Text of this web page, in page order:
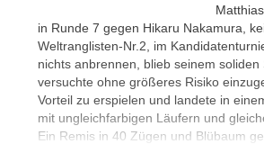
in Runde 7 gegen Hikaru Nakamura,
Weltranglisten-Nr.2, im
nichts anbrennen, blieb seinem soliden
versuchte ohne größeres Risiko
Vorteil zu erspielen und landete in
mit ungleichfarbigen Läufern und
Ein Remis in 40 Zügen und Blübaum